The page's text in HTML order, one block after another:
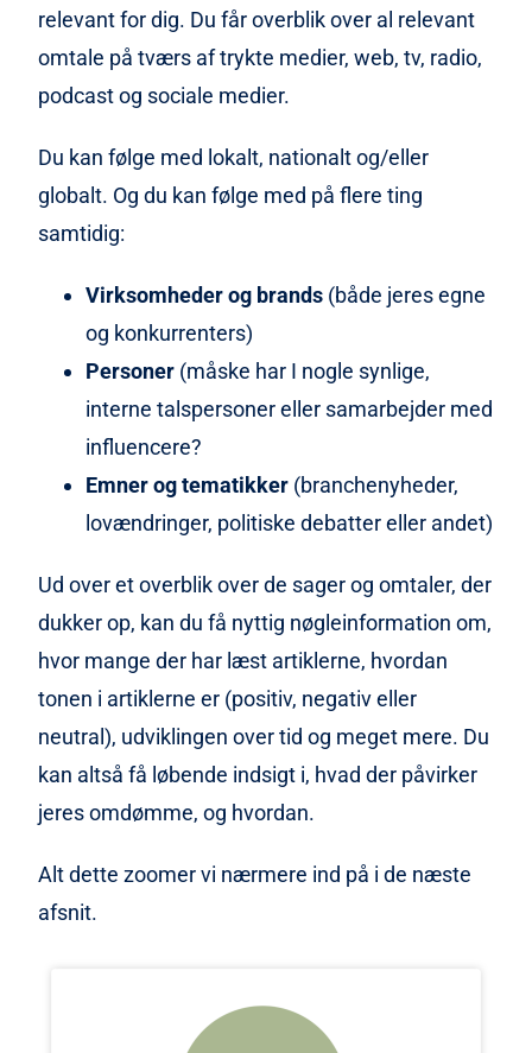
relevant for dig. Du får overblik over al relevant
omtale på tværs af trykte medier, web, tv, radio,
podcast og sociale medier.
Du kan følge med lokalt, nationalt og/eller
globalt. Og du kan følge med på flere ting
samtidig:
Virksomheder og brands (både jeres egne
og konkurrenters)
Personer (måske har I nogle synlige,
interne talspersoner eller samarbejder med
influencere?
Emner og tematikker (branchenyheder,
lovændringer, politiske debatter eller andet)
Ud over et overblik over de sager og omtaler, der
dukker op, kan du få nyttig nøgleinformation om,
hvor mange der har læst artiklerne, hvordan
tonen i artiklerne er (positiv, negativ eller
neutral), udviklingen over tid og meget mere. Du
kan altså få løbende indsigt i, hvad der påvirker
jeres omdømme, og hvordan.
Alt dette zoomer vi nærmere ind på i de næste
afsnit.